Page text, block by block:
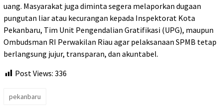
uang. Masyarakat juga diminta segera melaporkan dugaan
pungutan liar atau kecurangan kepada Inspektorat Kota
Pekanbaru, Tim Unit Pengendalian Gratifikasi (UPG), maupun
Ombudsman RI Perwakilan Riau agar pelaksanaan SPMB tetap
berlangsung jujur, transparan, dan akuntabel.
Post Views: 336
pekanbaru